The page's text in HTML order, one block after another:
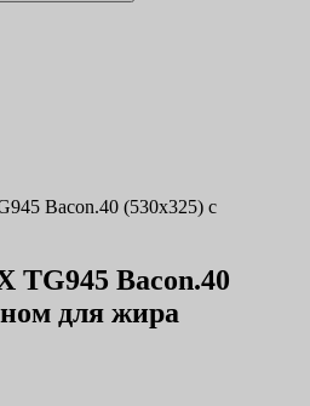
Bacon.40 (530х325) c
TG945 Bacon.40
для жира